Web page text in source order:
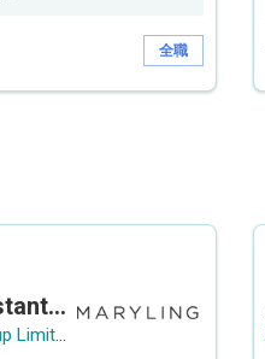
全職
Senior Sales Assistant 資深銷售員 / Sales Assistant 銷售員
Maryling Asia Pacific Group Limited